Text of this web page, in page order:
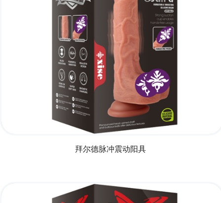
拜尔德脉冲震动阳具